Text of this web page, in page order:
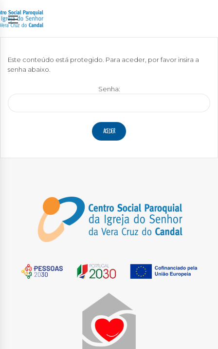
Este conteúdo está protegido. Para aceder, por favor insira a
senha abaixo.
Senha: